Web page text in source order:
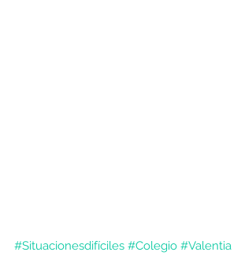
#Situacionesdifíciles #Colegio #Valentia